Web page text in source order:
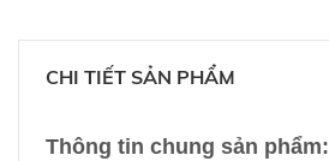
CHI TIẾT SẢN PHẨM
Thông tin chung sản phẩm: